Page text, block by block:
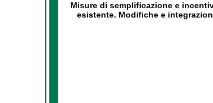
Misure di semplificazione e
esistente. Modifiche e